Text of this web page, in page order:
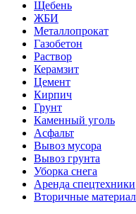
Щебень
ЖБИ
Металлопрокат
Газобетон
Раствор
Керамзит
Цемент
Кирпич
Грунт
Каменный уголь
Асфальт
Вывоз мусора
Вывоз грунта
Уборка снега
Аренда спецтехники
Вторичные